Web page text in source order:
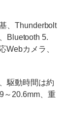
、Thunderbolt
Bluetooth 5.
Webカメラ、
駆動時間は約
～20.6mm、重